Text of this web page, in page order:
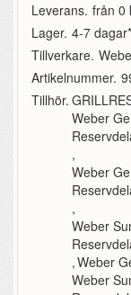
Leverans. från 0
Lager. 4-7 dagar*
Tillverkare.
Artikelnummer.
Tillhör.
Weber
,
Weber
,
Weber
,Weber
Weber